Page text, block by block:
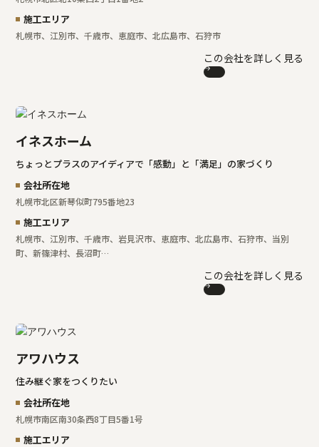
施工エリア
札幌市、江別市、千歳市、恵庭市、北広島市、石狩市
この会社を詳しく見る
イネスホーム
ちょっとプラスのアイディアで「感動」と「満足」の家づくり
会社所在地
札幌市北区新琴似町795番地23
施工エリア
札幌市、江別市、千歳市、岩見沢市、恵庭市、北広島市、石狩市、当別
町、新篠津村、長沼町…
この会社を詳しく見る
アワハウス
住み継ぐ家をつくりたい
会社所在地
札幌市南区南30条西8丁目5番1号
施工エリア